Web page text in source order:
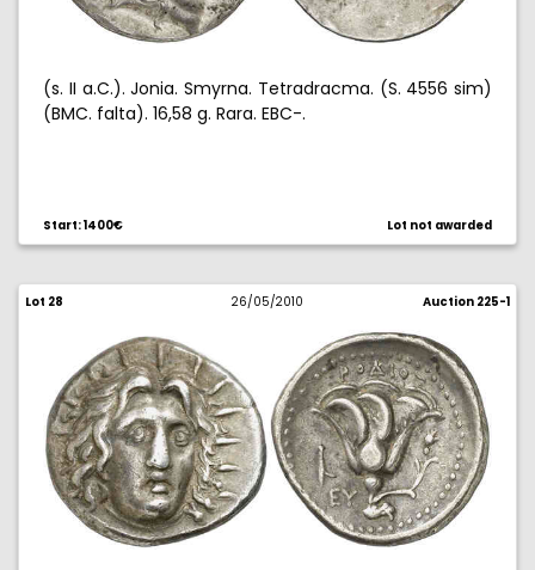
(s. II a.C.). Jonia. Smyrna. Tetradracma. (S. 4556 sim)
(BMC. falta). 16,58 g. Rara. EBC-.
Start: 1400€ Lot not awarded
Lot 28 26/05/2010 Auction 225-1